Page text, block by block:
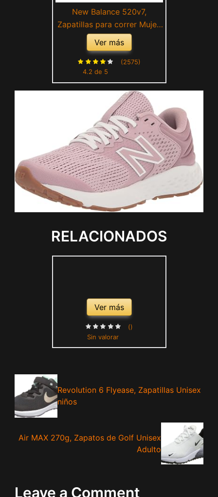
New Balance 520v7,
Zapatillas para correr Mujer,
Azul, 36 EU
Ver más
4.2 de 5
(2575)
RELACIONADOS
Ver más
Sin valorar
()
Revolution 6 Flyease, Zapatillas Unisex
niños
Air MAX 270g, Zapatos de Golf Unisex
Adulto
Leave a Comment